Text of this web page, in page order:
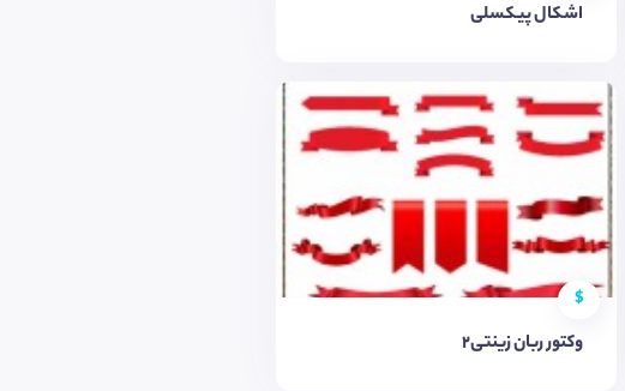
اشکال پیکسلی
$
وکتور ربان زینتی۲